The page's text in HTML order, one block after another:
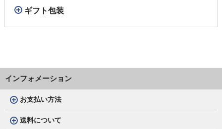
ギフト包装
インフォメーション
お支払い方法
送料について